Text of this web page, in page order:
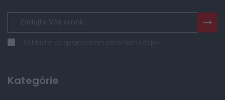
Súhlasím so spracovaním osobných údajov
Kategórie